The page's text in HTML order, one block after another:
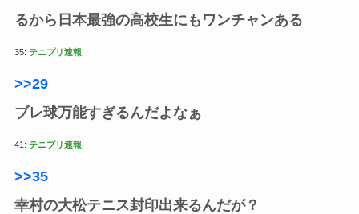
るから日本最強の高校生にもワンチャンある
35: テニプリ速報
>>29
ブレ球万能すぎるんだよなぁ
41: テニプリ速報
>>35
幸村の大松テニス封印出来るんだが？